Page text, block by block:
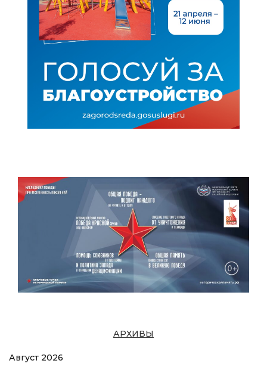
АРХИВЫ
Август 2026